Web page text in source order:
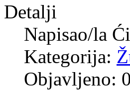
Detalji
Napisao/la
Kategorija:
Objavljeno: